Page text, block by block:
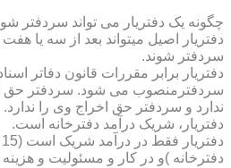
چگونه یک دفتریار می تواند سردفتر
دفتریار اصیل میتواند بعد از سه یا
سردفتر شوند.
دفتریار برابر مقررات قانون دفاتر
سردفترمنصوب می شود. سردفتر حق
ندارد و سردفتر حق اخراج وی را ندارد.
دفتریار، شریک درآمد دفترخانه است.
دفترخانه )و در کار و مسئولیت و